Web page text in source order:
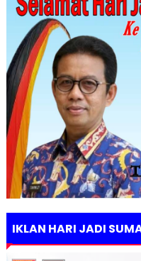
IKLAN HARI JADI